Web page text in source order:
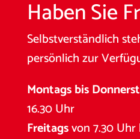
Haben Sie
Selbstverständlich
persönlich zur
Montags bis
16.30 Uhr
Freitagsvon 7.30 Uhr